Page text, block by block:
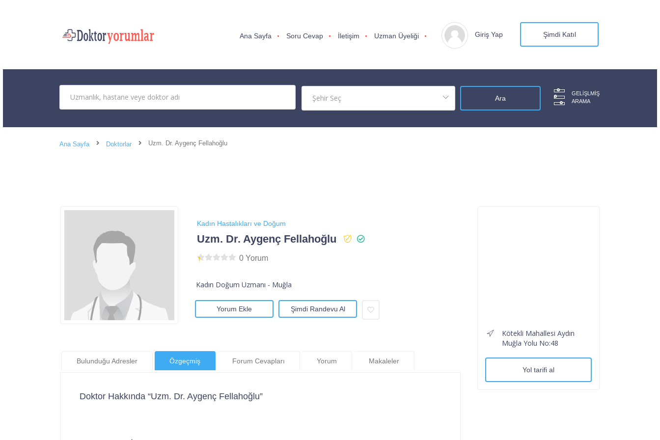
Ana Sayfa Soru Cevap İletişim Uzman Üyeliği Giriş Yap Şimdi Katıl
GELIŞLMIŞ
ARAMA
Ana Sayfa Doktorlar Uzm. Dr. Aygenç Fellahoğlu
Kadın Hastalıkları ve Doğum
Uzm. Dr. Aygenç Fellahoğlu
0 Yorum
Kadın Doğum Uzmanı - Muğla
Yorum Ekle Şimdi Randevu Al
Bulunduğu Adresler Özgeçmiş Forum Cevapları Yorum Makaleler
Doktor Hakkında “Uzm. Dr. Aygenç Fellahoğlu”
Kötekli Mahallesi Aydın
Muğla Yolu No:48
Yol tarifi al